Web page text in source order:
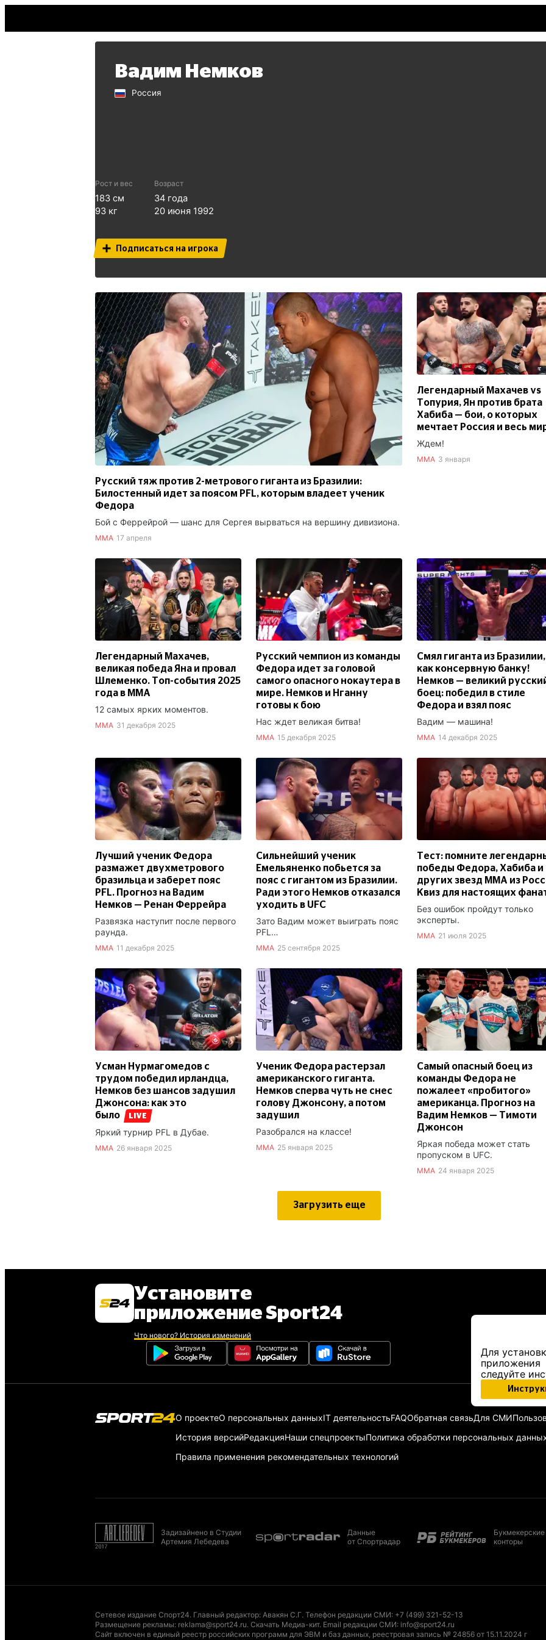
Вадим Немков
Россия
Рост и вес
183 см
93 кг
Возраст
34 года
20 июня 1992
Подписаться на игрока
Русский тяж против 2-метрового гиганта из Бразилии:
Билостенный идет за поясом PFL, которым владеет ученик
Федора
Бой с Феррейрой — шанс для Сергея вырваться на вершину дивизиона.
ММА 17 апреля
Легендарный Махачев vs
Топурия, Ян против брата
Хабиба — бои, о которых
мечтает Россия и весь
Ждем!
ММА 3 января
Легендарный Махачев,
великая победа Яна и провал
Шлеменко. Топ-события 2025
года в ММА
12 самых ярких моментов.
ММА 31 декабря 2025
Русский чемпион из команды
Федора идет за головой
самого опасного нокаутера в
мире. Немков и Нганну
готовы к бою
Нас ждет великая битва!
ММА 15 декабря 2025
Смял гиганта из Бразилии,
как консервную банку!
Немков — великий
боец: победил в стиле
Федора и взял пояс
Вадим — машина!
ММА 14 декабря 2025
Лучший ученик Федора
размажет двухметрового
бразильца и заберет пояс
PFL. Прогноз на Вадим
Немков — Ренан Феррейра
Развязка наступит после первого
раунда.
ММА 11 декабря 2025
Сильнейший ученик
Емельяненко побьется за
пояс с гигантом из Бразилии.
Ради этого Немков отказался
уходить в UFC
Зато Вадим может выиграть пояс
PFL…
ММА 25 сентября 2025
Тест: помните
победы Федора, Хабиба и
других звезд ММА из
Квиз для настоящих
Без ошибок пройдут только
эксперты.
ММА 21 июля 2025
Усман Нурмагомедов с
трудом победил ирландца,
Немков без шансов задушил
Джонсона: как это
было
LIVE
Яркий турнир PFL в Дубае.
ММА 26 января 2025
Ученик Федора растерзал
американского гиганта.
Немков сперва чуть не снес
голову Джонсону, а потом
задушил
Разобрался на классе!
ММА 25 января 2025
Самый опасный боец из
команды Федора не
пожалеет «пробитого»
американца. Прогноз на
Вадим Немков — Тимоти
Джонсон
Яркая победа может стать
пропуском в UFC.
ММА 24 января 2025
Загрузить еще
Установите
приложение Sport24
Что нового? История изменений
Для
приложения
следуйте
О проектеО персональных данныхIT деятельностьFAQОбратная связьДля СМИ
История версийРедакцияНаши спецпроектыПолитика обработки персональных
Правила применения рекомендательных технологий
Задизайнено в Студии
Артемия Лебедева
Данные
от Спортрадар
Букмекерские
конторы
Сетевое издание Спорт24. Главный редактор: Авакян С.Г. Телефон редакции СМИ: +7 (499) 321-52-13
Размещение рекламы: reklama@sport24.ru. Скачать Медиа-кит. Email редакции СМИ: info@sport24.ru
Сайт включен в единый реестр российских программ для ЭВМ и баз данных, реестровая запись № 24856 от 15.11.2024 г